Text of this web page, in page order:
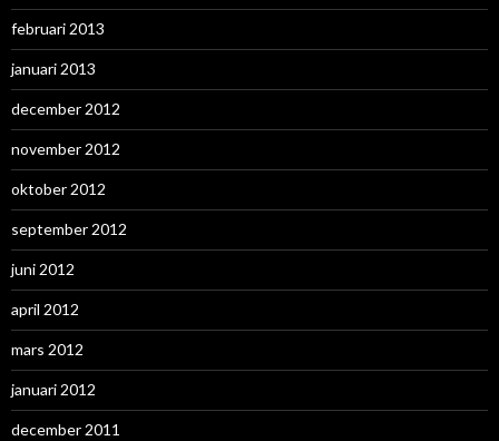
februari 2013
januari 2013
december 2012
november 2012
oktober 2012
september 2012
juni 2012
april 2012
mars 2012
januari 2012
december 2011